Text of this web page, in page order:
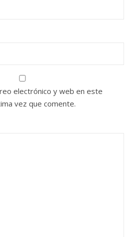
electrónico y web en este
vez que comente.